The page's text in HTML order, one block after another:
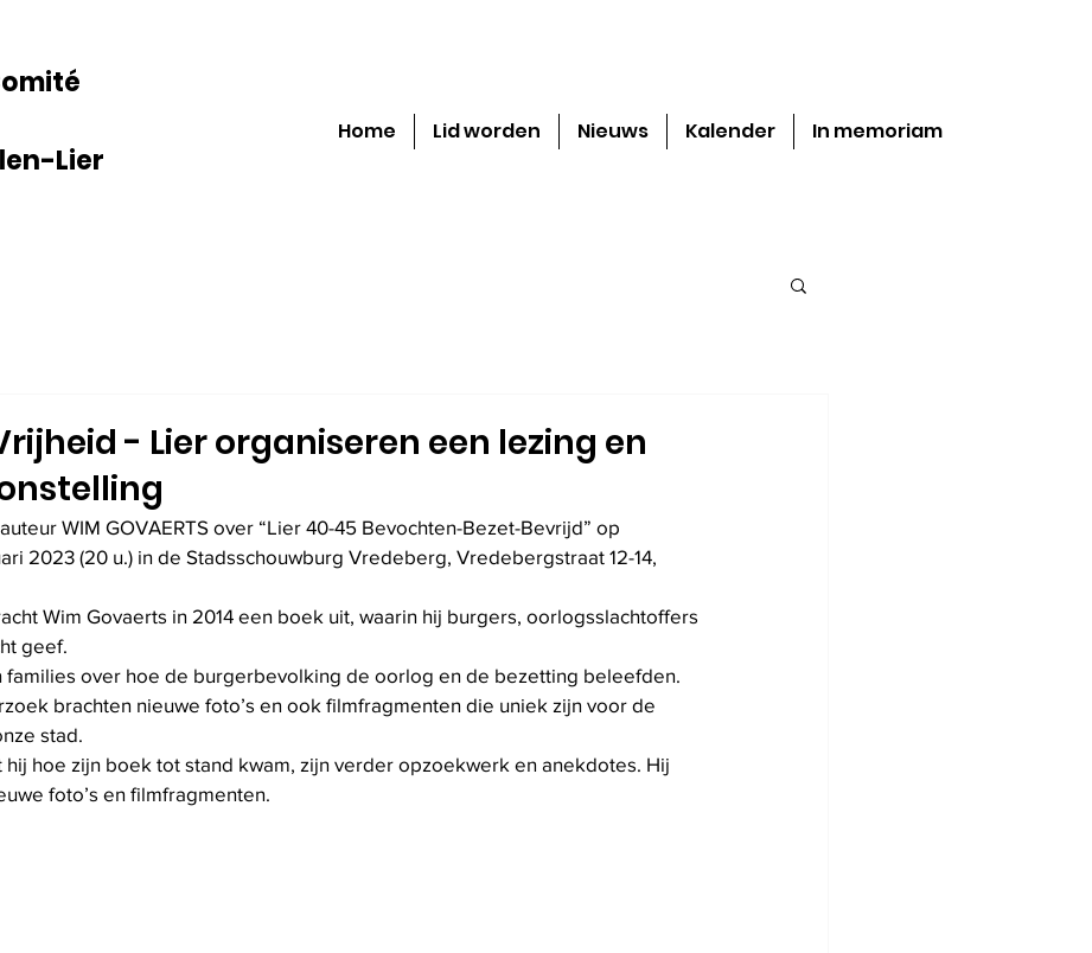
Lier
Home Lid worden Nieuws Kalender In memoriam
- Lier organiseren een lezing en
WIM GOVAERTS over “Lier 40-45 Bevochten-Bezet-Bevrijd” op
2023 (20 u.) in de Stadsschouwburg Vredeberg, Vredebergstraat 12-14,
Wim Govaerts in 2014 een boek uit, waarin hij burgers, oorlogsslachtoffers
geef.
families over hoe de burgerbevolking de oorlog en de bezetting beleefden.
brachten nieuwe foto’s en ook filmfragmenten die uniek zijn voor de
stad.
hij hoe zijn boek tot stand kwam, zijn verder opzoekwerk en anekdotes. Hij
foto’s en filmfragmenten.